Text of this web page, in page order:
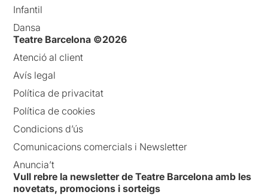
Infantil
Dansa
Teatre Barcelona ©2026
Atenció al client
Avís legal
Política de privacitat
Política de cookies
Condicions d’ús
Comunicacions comercials i Newsletter
Anuncia’t
Vull rebre la newsletter de Teatre Barcelona amb les
novetats, promocions i sorteigs